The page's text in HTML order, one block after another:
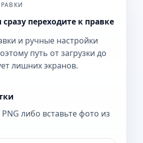
переходите к правке
и ручные настройки
путь от загрузки до
лишних экранов.
PNG либо вставьте фото из